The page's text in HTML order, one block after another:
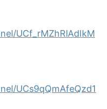
UCf_rMZhRlAdIkM
UCs9qQmAfeQzd1